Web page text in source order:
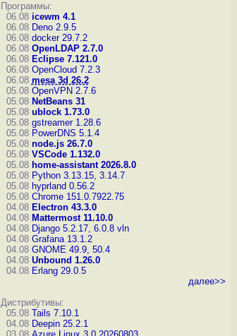
Программы:
06.08 icewm 4.1
06.08 Deno 2.9.5
06.08 docker 29.7.2
06.08 OpenLDAP 2.7.0
06.08 Eclipse 7.121.0
06.08 OpenCloud 7.2.3
06.08 mesa 3d 26.2
05.08 OpenVPN 2.7.6
05.08 NetBeans 31
05.08 ublock 1.73.0
05.08 gstreamer 1.28.6
05.08 PowerDNS 5.1.4
05.08 node.js 26.7.0
05.08 VSCode 1.132.0
05.08 home-assistant 2026.8.0
05.08 Python 3.13.15, 3.14.7
05.08 hyprland 0.56.2
05.08 Chrome 151.0.7922.75
04.08 Electron 43.3.0
04.08 Mattermost 11.10.0
04.08 Django 5.2.17, 6.0.8 vln
04.08 Grafana 13.1.2
04.08 GNOME 49.9, 50.4
04.08 Unbound 1.26.0
04.08 Erlang 29.0.5
далее>>
Дистрибутивы:
05.08 Tails 7.10.1
04.08 Deepin 25.2.1